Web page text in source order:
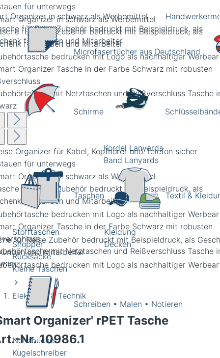
Microfasertücher aus Deutschland
Schirme
Kordel Lanyards
Band Lanyards
Taschen
Stofftaschen
Shopper
Rucksäcke
Kleine Taschen
Textil &
Kleidung
Decken
Schreiben • Malen • Notieren
Notizbücher
Kugelschreiber
Organizer in schwarz als Werbemittel
für Reise Zubehör bedruckt mit Beispieldruck, als
und Mitarbeiter
Elektronik & Technik
Organizer' rPET Tasche
Nr.10986.1